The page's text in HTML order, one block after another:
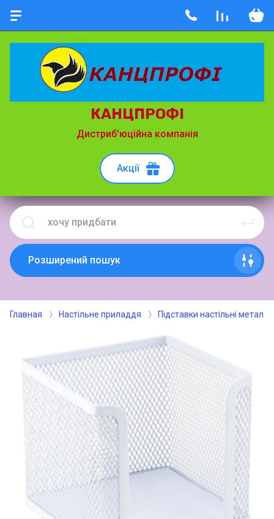
КАНЦПРОФІ
Дистриб'юційна компанія
Акції
Розширений пошук
Главная Настільне приладдя Підставки настільні